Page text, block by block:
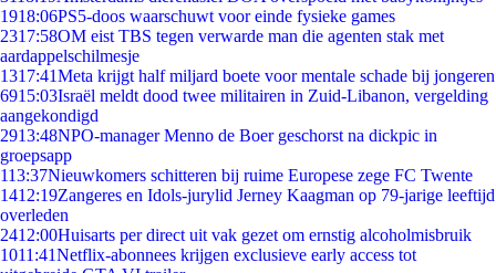
1918:06PS5-doos waarschuwt voor einde fysieke games
2317:58OM eist TBS tegen verwarde man die agenten stak met
aardappelschilmesje
1317:41Meta krijgt half miljard boete voor mentale schade bij jongeren
6915:03Israël meldt dood twee militairen in Zuid-Libanon, vergelding
aangekondigd
2913:48NPO-manager Menno de Boer geschorst na dickpic in
groepsapp
113:37Nieuwkomers schitteren bij ruime Europese zege FC Twente
1412:19Zangeres en Idols-jurylid Jerney Kaagman op 79-jarige leeftijd
overleden
2412:00Huisarts per direct uit vak gezet om ernstig alcoholmisbruik
1011:41Netflix-abonnees krijgen exclusieve early access tot